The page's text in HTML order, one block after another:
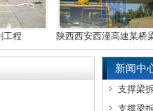
陕西西安西潼高速某桥梁切割
新闻中
支撑梁
支撑梁